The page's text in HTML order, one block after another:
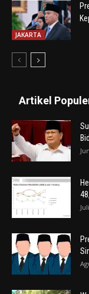
JAKARTA
Artikel